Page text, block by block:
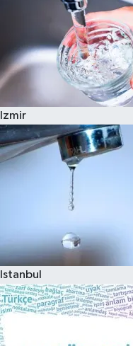
Izmir
Istanbul